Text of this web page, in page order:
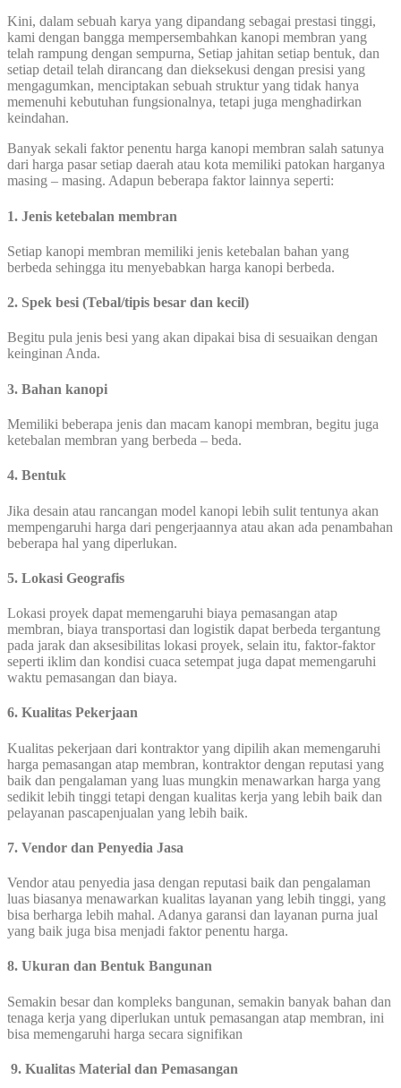
Kini, dalam sebuah karya yang dipandang sebagai prestasi tinggi,
kami dengan bangga mempersembahkan kanopi membran yang
telah rampung dengan sempurna, Setiap jahitan setiap bentuk, dan
setiap detail telah dirancang dan dieksekusi dengan presisi yang
mengagumkan, menciptakan sebuah struktur yang tidak hanya
memenuhi kebutuhan fungsionalnya, tetapi juga menghadirkan
keindahan.
Banyak sekali faktor penentu harga kanopi membran salah satunya
dari harga pasar setiap daerah atau kota memiliki patokan harganya
masing – masing. Adapun beberapa faktor lainnya seperti:
1. Jenis ketebalan membran
Setiap kanopi membran memiliki jenis ketebalan bahan yang
berbeda sehingga itu menyebabkan harga kanopi berbeda.
2. Spek besi (Tebal/tipis besar dan kecil)
Begitu pula jenis besi yang akan dipakai bisa di sesuaikan dengan
keinginan Anda.
3. Bahan kanopi
Memiliki beberapa jenis dan macam kanopi membran, begitu juga
ketebalan membran yang berbeda – beda.
4. Bentuk
Jika desain atau rancangan model kanopi lebih sulit tentunya akan
mempengaruhi harga dari pengerjaannya atau akan ada penambahan
beberapa hal yang diperlukan.
5. Lokasi Geografis
Lokasi proyek dapat memengaruhi biaya pemasangan atap
membran, biaya transportasi dan logistik dapat berbeda tergantung
pada jarak dan aksesibilitas lokasi proyek, selain itu, faktor-faktor
seperti iklim dan kondisi cuaca setempat juga dapat memengaruhi
waktu pemasangan dan biaya.
6. Kualitas Pekerjaan
Kualitas pekerjaan dari kontraktor yang dipilih akan memengaruhi
harga pemasangan atap membran, kontraktor dengan reputasi yang
baik dan pengalaman yang luas mungkin menawarkan harga yang
sedikit lebih tinggi tetapi dengan kualitas kerja yang lebih baik dan
pelayanan pascapenjualan yang lebih baik.
7. Vendor dan Penyedia Jasa
Vendor atau penyedia jasa dengan reputasi baik dan pengalaman
luas biasanya menawarkan kualitas layanan yang lebih tinggi, yang
bisa berharga lebih mahal. Adanya garansi dan layanan purna jual
yang baik juga bisa menjadi faktor penentu harga.
8. Ukuran dan Bentuk Bangunan
Semakin besar dan kompleks bangunan, semakin banyak bahan dan
tenaga kerja yang diperlukan untuk pemasangan atap membran, ini
bisa memengaruhi harga secara signifikan
9. Kualitas Material dan Pemasangan